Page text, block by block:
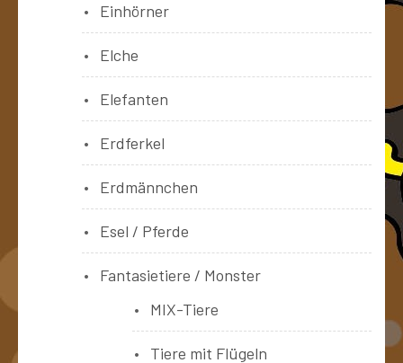
Einhörner
Elche
Elefanten
Erdferkel
Erdmännchen
Esel / Pferde
Fantasietiere / Monster
MIX-Tiere
Tiere mit Flügeln